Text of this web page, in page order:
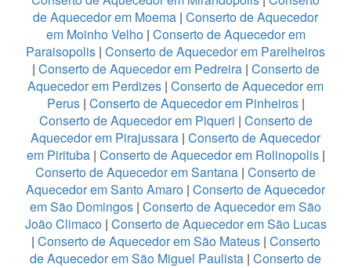
de Aquecedor em Moema | Conserto de Aquecedor
em Moinho Velho | Conserto de Aquecedor em
Paraisopolis | Conserto de Aquecedor em Parelheiros
| Conserto de Aquecedor em Pedreira| Conserto de
Aquecedor em Perdizes | Conserto de Aquecedor em
Perus| Conserto de Aquecedor em Pinheiros|
Conserto de Aquecedor em Piqueri | Conserto de
Aquecedor em Pirajussara | Conserto de Aquecedor
em Pirituba| Conserto de Aquecedor em Rolinopolis|
Conserto de Aquecedor em Santana | Conserto de
Aquecedor em Santo Amaro | Conserto de Aquecedor
em São Domingos | Conserto de Aquecedor em São
João Climaco| Conserto de Aquecedor em São Lucas
| Conserto de Aquecedor em São Mateus | Conserto
de Aquecedor em São Miguel Paulista | Conserto de